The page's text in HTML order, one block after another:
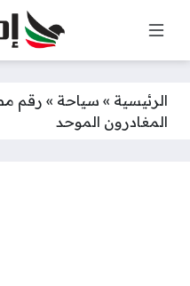
الرئيسية » سياحة »
المغادرون الموحد